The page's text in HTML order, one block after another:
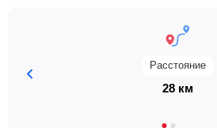
Расстояние
28 км